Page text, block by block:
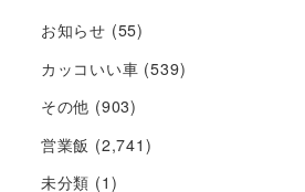
お知らせ (55)
カッコいい車 (539)
その他 (903)
営業飯 (2,741)
未分類 (1)